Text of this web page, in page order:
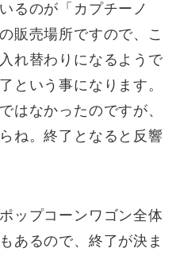
るのが「カプチーノ
販売場所ですので、こ
れ替わりになるようで
という事になります。
はなかったのですが、
ね。終了となると反響
ップコーンワゴン全体
あるので、終了が決ま